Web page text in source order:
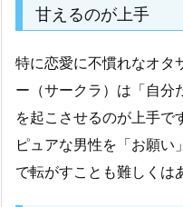
甘えるのが上手
特に恋愛に不慣れなオタ
ー（サークラ）は「自分
を起こさせるのが上手で
ピュアな男性を「お願い
で転がすことも難しくは